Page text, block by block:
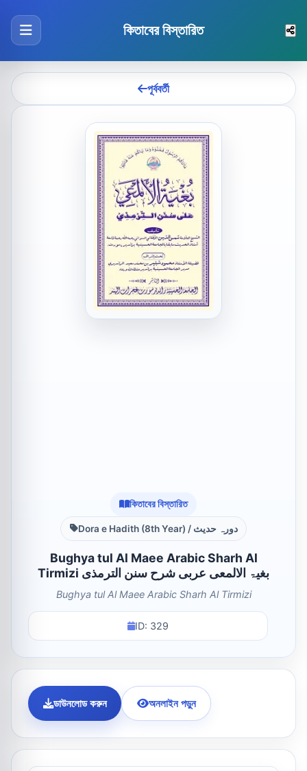
কিতাবের বিস্তারিত
পূর্ববর্তী
কিতাবের বিস্তারিত
Dora e Hadith (8th Year) / دورہ حدیث
Bughya tul Al Maee Arabic Sharh Al
Tirmizi بغیۃ الالمعی عربی شرح سنن الترمذی
Bughya tul Al Maee Arabic Sharh Al Tirmizi
ID: 329
ডাউনলোড করুন অনলাইন পড়ুন